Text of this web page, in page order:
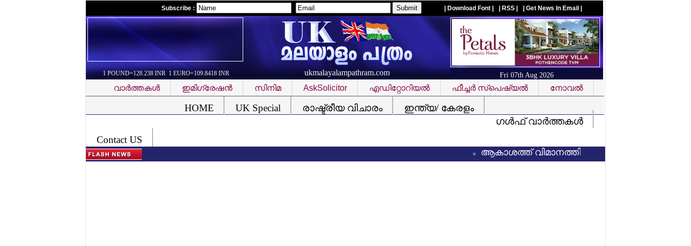
Subscribe : | Download Font | | RSS | | Get News In Email |
1 POUND=128.238 INR 1 EURO=109.8418 INR ukmalayalampathram.com Fri 07th Aug 2026
വാര്‍ത്തകള്‍ ഇമിഗ്രേഷന്‍ സിനിമ AskSolicitor എഡിറ്റോറിയല്‍ ഫീച്ചര്‍ സ്‌പെഷ്യല്‍
നോവല്‍
HOME UK Special രാഷ്ട്രീയ വിചാരം
ഇന്ത്യ/ കേരളം
ഗള്‍ഫ് വാര്‍ത്തകള്‍
Contact US
ആകാശത്ത് വിമാനത്തിന്റെ എമര്‍ജന്‍സി വാതില്‍